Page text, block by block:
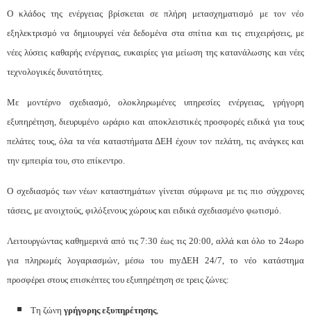
Ο κλάδος της ενέργειας βρίσκεται σε πλήρη μετασχηματισμό με τον νέο
εξηλεκτρισμό να δημιουργεί νέα δεδομένα στα σπίτια και τις επιχειρήσεις, με
νέες λύσεις καθαρής ενέργειας, ευκαιρίες για μείωση της κατανάλωσης και νέες
τεχνολογικές δυνατότητες.
Με μοντέρνο σχεδιασμό, ολοκληρωμένες υπηρεσίες ενέργειας, γρήγορη
εξυπηρέτηση, διευρυμένο ωράριο και αποκλειστικές προσφορές ειδικά για τους
πελάτες τους, όλα τα νέα καταστήματα ΔΕΗ έχουν τον πελάτη, τις ανάγκες και
την εμπειρία του, στο επίκεντρο.
Ο σχεδιασμός των νέων καταστημάτων γίνεται σύμφωνα με τις πιο σύγχρονες
τάσεις, με ανοιχτούς, φιλόξενους χώρους και ειδικά σχεδιασμένο φωτισμό.
Λειτουργώντας καθημερινά από τις 7:30 έως τις 20:00, αλλά και όλο το 24ωρο
για πληρωμές λογαριασμών, μέσω του myΔΕΗ 24/7, το νέο κατάστημα
προσφέρει στους επισκέπτες του εξυπηρέτηση σε τρεις ζώνες:
Τη ζώνηγρήγορης εξυπηρέτησης,